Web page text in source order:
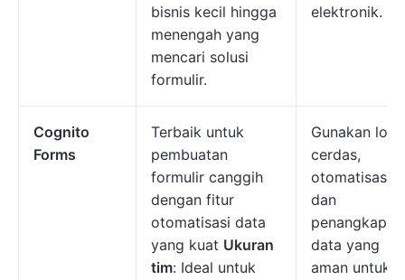
bisnis kecil hingga
menengah yang
mencari solusi
formulir.
elektronik.
Cognito
Forms
Terbaik untuk
pembuatan
formulir canggih
dengan fitur
otomatisasi data
yang kuat Ukuran
tim: Ideal untuk
Gunakan
cerdas,
otomatisasi,
dan
penangkapan
data yang
aman untuk